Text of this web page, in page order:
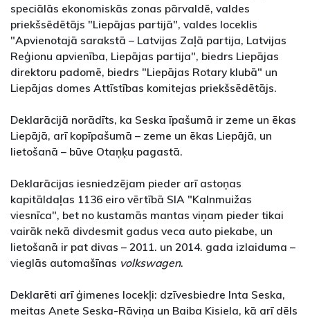
speciālās ekonomiskās zonas pārvaldē, valdes
priekšsēdētājs "Liepājas partijā", valdes loceklis
"Apvienotajā sarakstā – Latvijas Zaļā partija, Latvijas
Reģionu apvienība, Liepājas partija", biedrs Liepājas
direktoru padomē, biedrs "Liepājas Rotary klubā" un
Liepājas domes Attīstības komitejas priekšsēdētājs.
Deklarācijā norādīts, ka Seska īpašumā ir zeme un ēkas
Liepājā, arī kopīpašumā – zeme un ēkas Liepājā, un
lietošanā – būve Otaņķu pagastā.
Deklarācijas iesniedzējam pieder arī astoņas
kapitāldaļas 1136 eiro vērtībā SIA "Kalnmuižas
viesnīca", bet no kustamās mantas viņam pieder tikai
vairāk nekā divdesmit gadus veca auto piekabe, un
lietošanā ir pat divas – 2011. un 2014. gada izlaiduma –
vieglās automašīnas volkswagen.
Deklarēti arī ģimenes locekļi: dzīvesbiedre Inta Seska,
meitas Anete Seska-Rāviņa un Baiba Kisiela, kā arī dēls